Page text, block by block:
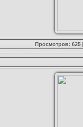
Просмотров: